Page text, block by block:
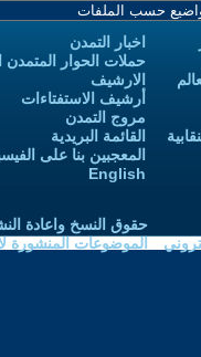
التضامنية
متاحة للجميع مع الإشارة
هيئة الادارة لا تعبر